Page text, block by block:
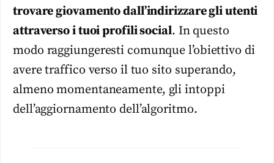
trovare giovamento dall’indirizzare gli utenti
attraverso i tuoi profili social. In questo
modo raggiungeresti comunque l’obiettivo di
avere traffico verso il tuo sito superando,
almeno momentaneamente, gli intoppi
dell’aggiornamento dell’algoritmo.